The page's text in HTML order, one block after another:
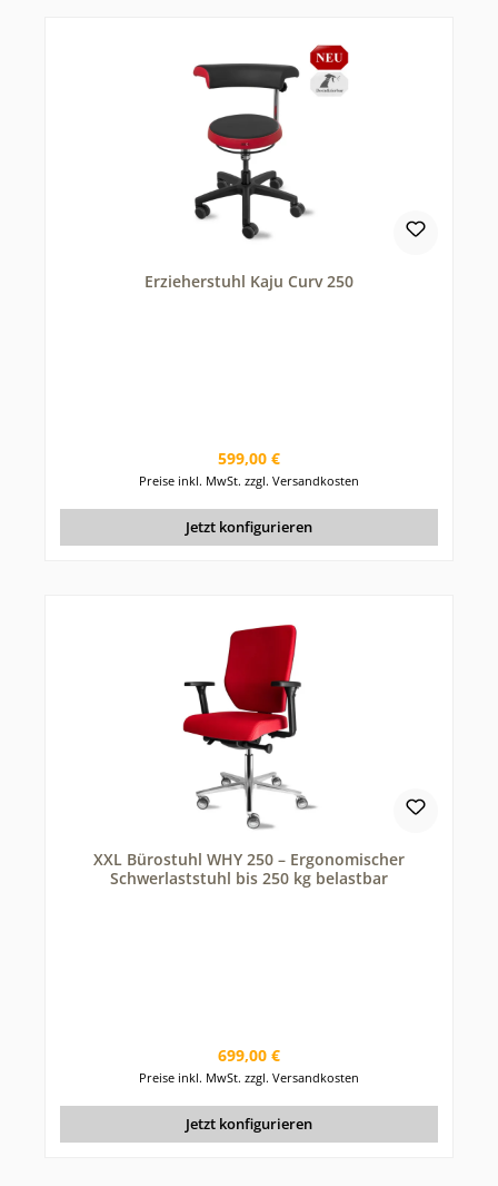
Erzieherstuhl Kaju Curv 250
Regulärer Preis:
599,00 €
Preise inkl. MwSt. zzgl. Versandkosten
Jetzt konfigurieren
XXL Bürostuhl WHY 250 – Ergonomischer
Schwerlaststuhl bis 250 kg belastbar
Regulärer Preis:
699,00 €
Preise inkl. MwSt. zzgl. Versandkosten
Jetzt konfigurieren